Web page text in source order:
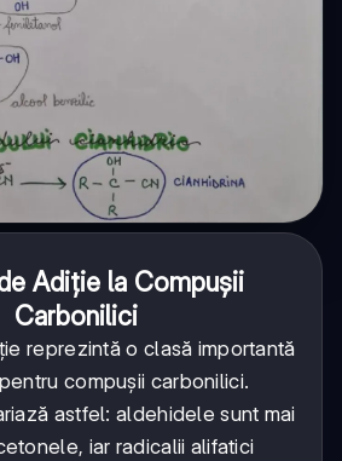
Adiție la Compușii
Carbonilici
reprezintă o clasă importantă
compușii carbonilici.
astfel: aldehidele sunt mai
iar radicalii alifatici